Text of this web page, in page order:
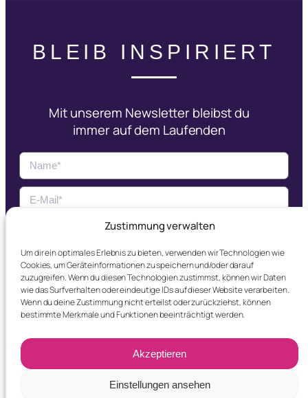
Zustimmung verwalten
Um dir ein optimales Erlebnis zu bieten, verwenden wir Technologien wie
Cookies, um Geräteinformationen zu speichern und/oder darauf
zuzugreifen. Wenn du diesen Technologien zustimmst, können wir Daten
wie das Surfverhalten oder eindeutige IDs auf dieser Website verarbeiten.
Wenn du deine Zustimmung nicht erteilst oder zurückziehst, können
bestimmte Merkmale und Funktionen beeinträchtigt werden.
Akzeptieren
Einstellungen ansehen
BLEIB INSPIRIERT
Mit unserem Newsletter bleibst du
immer auf dem Laufenden
Jetzt Abonnieren
Ich erkläre mich mit derDatenschutzerklärung
einverstanden.